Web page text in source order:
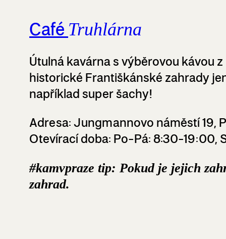
Café Truhlárna
Útulná kavárna s výběrovou kávou
historické Františkánské zahrady
například super šachy!
Adresa: Jungmannovo náměstí 19,
Otevírací doba: Po-Pá: 8:30-19:00,
#kamvpraze tip: Pokud je jejich
zahrad.